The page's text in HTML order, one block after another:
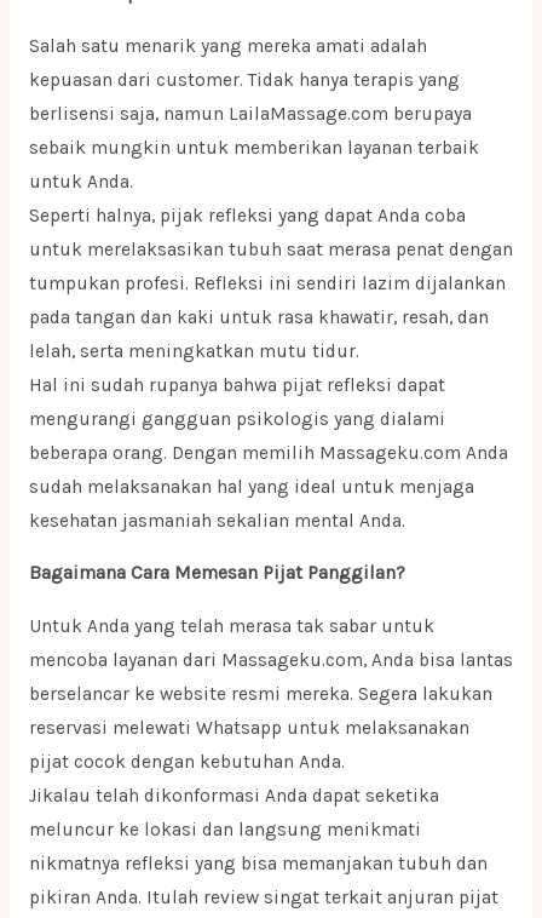
Salah satu menarik yang mereka amati adalah
kepuasan dari customer. Tidak hanya terapis yang
berlisensi saja, namun LailaMassage.com berupaya
sebaik mungkin untuk memberikan layanan terbaik
untuk Anda.
Seperti halnya, pijak refleksi yang dapat Anda coba
untuk merelaksasikan tubuh saat merasa penat dengan
tumpukan profesi. Refleksi ini sendiri lazim dijalankan
pada tangan dan kaki untuk rasa khawatir, resah, dan
lelah, serta meningkatkan mutu tidur.
Hal ini sudah rupanya bahwa pijat refleksi dapat
mengurangi gangguan psikologis yang dialami
beberapa orang. Dengan memilih Massageku.com Anda
sudah melaksanakan hal yang ideal untuk menjaga
kesehatan jasmaniah sekalian mental Anda.
Bagaimana Cara Memesan Pijat Panggilan?
Untuk Anda yang telah merasa tak sabar untuk
mencoba layanan dari Massageku.com, Anda bisa lantas
berselancar ke website resmi mereka. Segera lakukan
reservasi melewati Whatsapp untuk melaksanakan
pijat cocok dengan kebutuhan Anda.
Jikalau telah dikonformasi Anda dapat seketika
meluncur ke lokasi dan langsung menikmati
nikmatnya refleksi yang bisa memanjakan tubuh dan
pikiran Anda. Itulah review singat terkait anjuran pijat